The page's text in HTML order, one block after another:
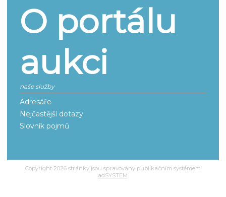
O portálu
aukci
naše služby
Adresáře
Nejčastější dotazy
Slovník pojmů
Copyright 2026 stránky jsou spravovány publikačním systémem
adSYSTEM